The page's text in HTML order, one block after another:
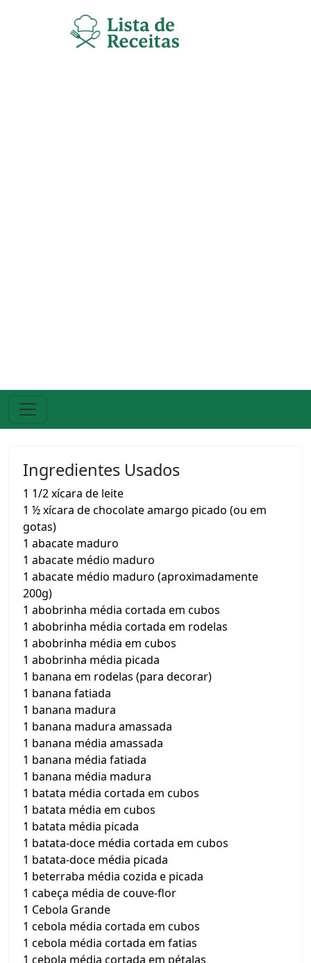
Ingredientes Usados
1 1/2 xícara de leite
1 ½ xícara de chocolate amargo picado (ou em
gotas)
1 abacate maduro
1 abacate médio maduro
1 abacate médio maduro (aproximadamente
200g)
1 abobrinha média cortada em cubos
1 abobrinha média cortada em rodelas
1 abobrinha média em cubos
1 abobrinha média picada
1 banana em rodelas (para decorar)
1 banana fatiada
1 banana madura
1 banana madura amassada
1 banana média amassada
1 banana média fatiada
1 banana média madura
1 batata média cortada em cubos
1 batata média em cubos
1 batata média picada
1 batata-doce média cortada em cubos
1 batata-doce média picada
1 beterraba média cozida e picada
1 cabeça média de couve-flor
1 Cebola Grande
1 cebola média cortada em cubos
1 cebola média cortada em fatias
1 cebola média cortada em pétalas